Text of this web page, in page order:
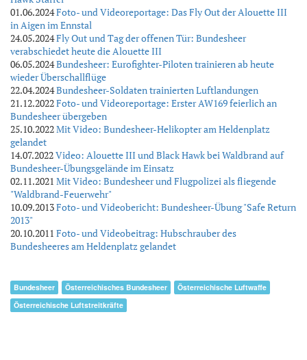
01.06.2024Foto- und Videoreportage: Das Fly Out der Alouette III
in Aigen im Ennstal
24.05.2024Fly Out und Tag der offenen Tür: Bundesheer
verabschiedet heute die Alouette III
06.05.2024Bundesheer: Eurofighter-Piloten trainieren ab heute
wieder Überschallflüge
22.04.2024Bundesheer-Soldaten trainierten Luftlandungen
21.12.2022Foto- und Videoreportage: Erster AW169 feierlich an
Bundesheer übergeben
25.10.2022Mit Video: Bundesheer-Helikopter am Heldenplatz
gelandet
14.07.2022Video: Alouette III und Black Hawk bei Waldbrand auf
Bundesheer-Übungsgelände im Einsatz
02.11.2021 Mit Video: Bundesheer und Flugpolizei als fliegende
"Waldbrand-Feuerwehr"
10.09.2013Foto- und Videobericht: Bundesheer-Übung "Safe Return
2013"
20.10.2011 Foto- und Videobeitrag: Hubschrauber des
Bundesheeres am Heldenplatz gelandet
Bundesheer Österreichisches Bundesheer
Österreichische Luftwaffe
Österreichische Luftstreitkräfte